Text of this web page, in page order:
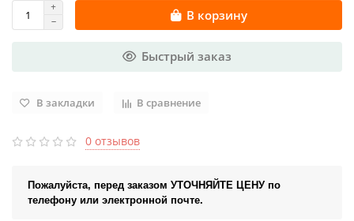
В корзину
Быстрый заказ
В закладки В сравнение
0 отзывов
Пожалуйста, перед заказом УТОЧНЯЙТЕ ЦЕНУ по
телефону или электронной почте.